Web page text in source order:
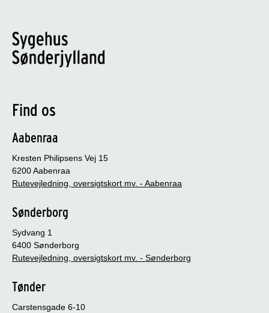
Find os
Aabenraa
Kresten Philipsens Vej 15
6200 Aabenraa
Rutevejledning, oversigtskort mv. - Aabenraa
Sønderborg
Sydvang 1
6400 Sønderborg
Rutevejledning, oversigtskort mv. - Sønderborg
Tønder
Carstensgade 6-10